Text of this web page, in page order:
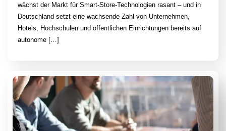
wächst der Markt für Smart-Store-Technologien rasant – und in
Deutschland setzt eine wachsende Zahl von Unternehmen,
Hotels, Hochschulen und öffentlichen Einrichtungen bereits auf
autonome […]